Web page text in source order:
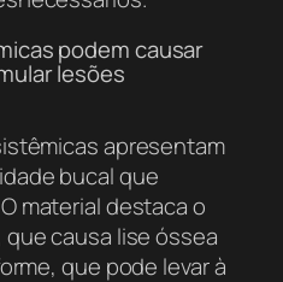
podem causar
lesões
apresentam
bucal que
material destaca o
causa lise óssea
que pode levar à